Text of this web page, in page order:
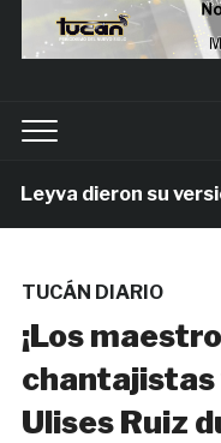
dieron su versión
TUCÁN DIARIO
¡Los
chantajistas
Ulises Ruiz